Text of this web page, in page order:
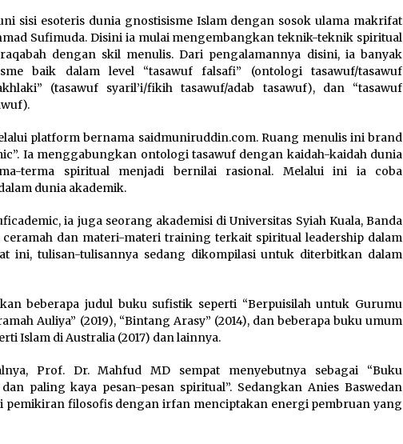
sisi esoteris dunia gnostisisme Islam dengan sosok ulama makrifat
Sufimuda. Disini ia mulai mengembangkan teknik-teknik spiritual
dengan skil menulis. Dari pengalamannya disini, ia banyak
baik dalam level “tasawuf falsafi” (ontologi tasawuf/tasawuf
(tasawuf syaril’i/fikih tasawuf/adab tasawuf), dan “tasawuf
platform bernama saidmuniruddin.com. Ruang menulis ini brand
Ia menggabungkan ontologi tasawuf dengan kaidah-kaidah dunia
terma spiritual menjadi bernilai rasional. Melalui ini ia coba
dunia akademik.
ia juga seorang akademisi di Universitas Syiah Kuala, Banda
dan materi-materi training terkait spiritual leadership dalam
ini, tulisan-tulisannya sedang dikompilasi untuk diterbitkan dalam
beberapa judul buku sufistik seperti “Berpuisilah untuk Gurumu
Auliya” (2019), “Bintang Arasy” (2014), dan beberapa buku umum
Islam di Australia (2017) dan lainnya.
Prof. Dr. Mahfud MD sempat menyebutnya sebagai “Buku
paling kaya pesan-pesan spiritual”. Sedangkan Anies Baswedan
pemikiran filosofis dengan irfan menciptakan energi pembruan yang